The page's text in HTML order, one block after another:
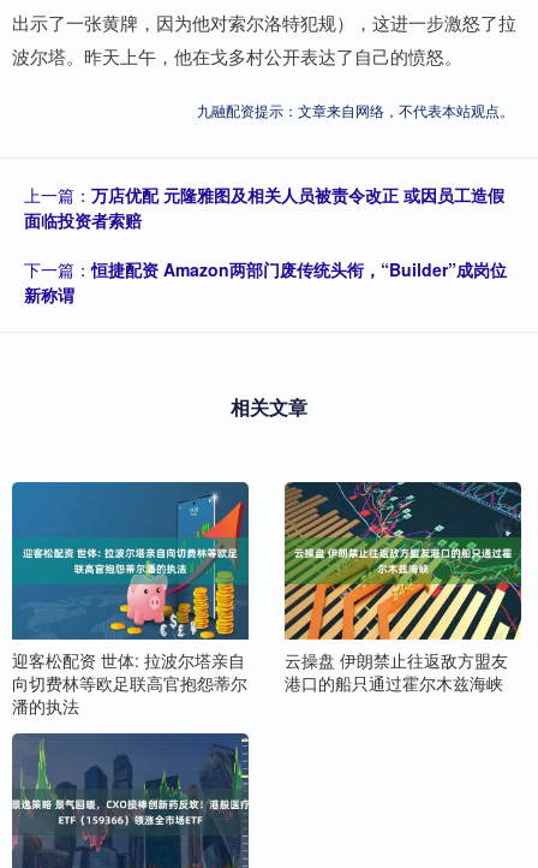
出示了一张黄牌，因为他对索尔洛特犯规），这进一步激怒了拉
波尔塔。昨天上午，他在戈多村公开表达了自己的愤怒。
九融配资提示：文章来自网络，不代表本站观点。
上一篇： 万店优配 元隆雅图及相关人员被责令改正 或因员工造假
面临投资者索赔
下一篇：恒捷配资 Amazon两部门废传统头衔，“Builder”成岗位
新称谓
相关文章
迎客松配资 世体: 拉波尔塔亲自
向切费林等欧足联高官抱怨蒂尔
潘的执法
云操盘 伊朗禁止往返敌方盟友
港口的船只通过霍尔木兹海峡